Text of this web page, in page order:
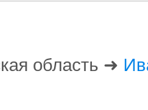
область ➜